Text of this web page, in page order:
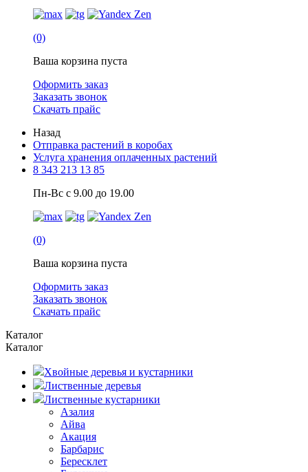
(0)
Ваша корзина пуста
Оформить заказ
Заказать звонок
Скачать прайс
Назад
Отправка растений в коробах
Услуга хранения оплаченных растений
8 343 213 13 85
Пн-Вс с 9.00 до 19.00
(0)
Ваша корзина пуста
Оформить заказ
Заказать звонок
Скачать прайс
Каталог
Каталог
Хвойные деревья и кустарники
Лиственные деревья
Лиственные кустарники
Азалия
Айва
Акация
Барбарис
Бересклет